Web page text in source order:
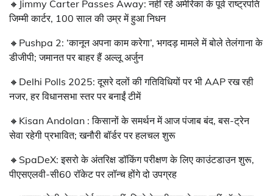
🔸Jimmy Carter Passes Away: नहीं रहे अमेरिका के पूर्व राष्ट्रपति
जिम्मी कार्टर, 100 साल की उम्र में हुआ निधन
🔸Pushpa 2: ‘कानून अपना काम करेगा’, भगदड़ मामले में बोले तेलंगाना के
डीजीपी; जमानत पर बाहर हैं अल्लू अर्जुन
🔸Delhi Polls 2025: दूसरे दलों की गतिविधियों पर भी AAP रख रही
नजर, हर विधानसभा स्तर पर बनाईं टीमें
🔸Kisan Andolan : किसानों के समर्थन में आज पंजाब बंद, बस-ट्रेन
सेवा रहेगी प्रभावित; खनौरी बॉर्डर पर हलचल शुरू
🔸SpaDeX: इसरो के अंतरिक्ष डॉकिंग परीक्षण के लिए काउंटडाउन शुरू,
पीएसएलवी-सी60 रॉकेट पर लॉन्च होंगे दो उपग्रह